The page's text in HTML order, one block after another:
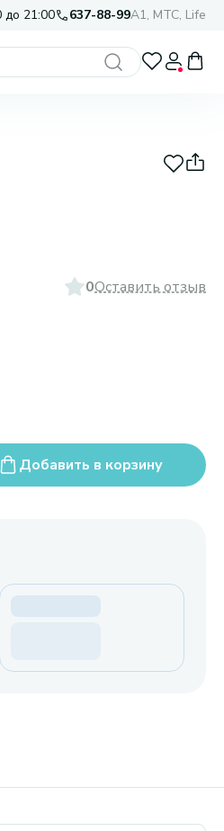
до 21:00 637-88-99A1, МТС, Life
0Оставить отзыв
Добавить в корзину